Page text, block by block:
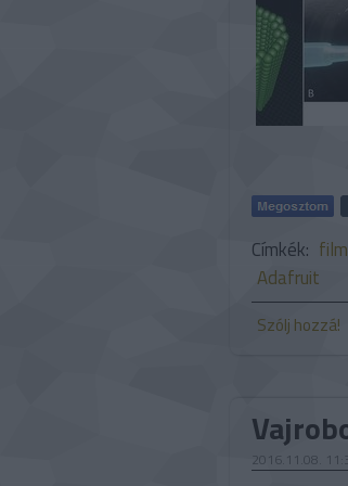
Címkék: film
Adafruit
Szólj hozzá!
2016.11.08.